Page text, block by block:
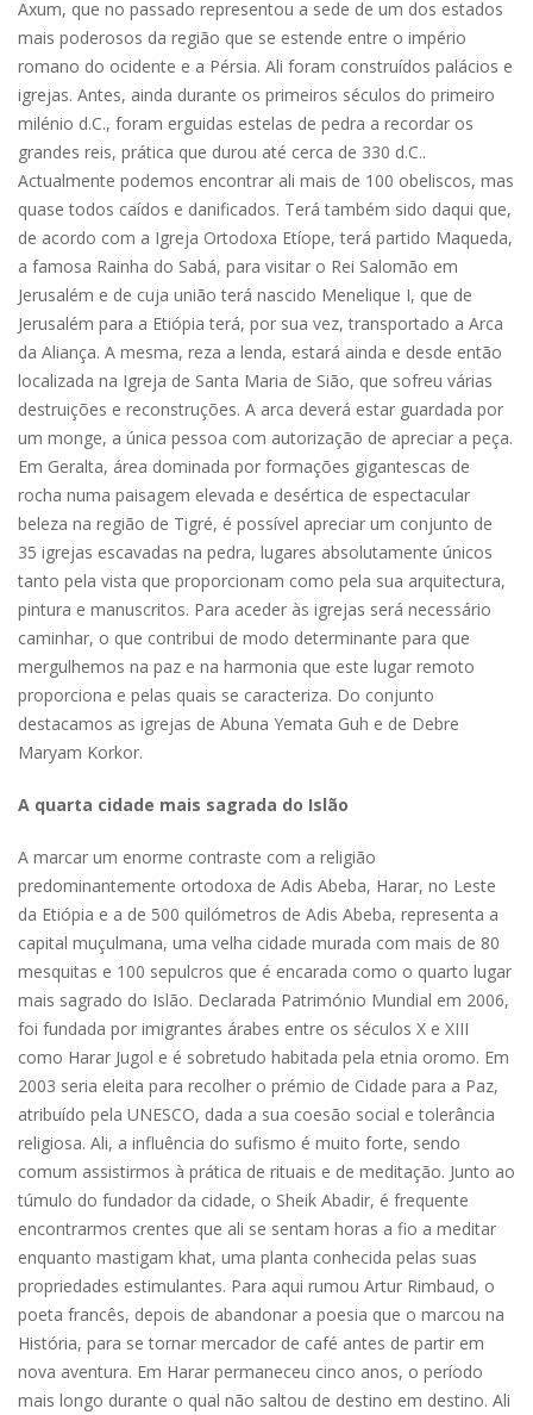
Axum, que no passado representou a sede de um dos estados
mais poderosos da região que se estende entre o império
romano do ocidente e a Pérsia. Ali foram construídos palácios e
igrejas. Antes, ainda durante os primeiros séculos do primeiro
milénio d.C., foram erguidas estelas de pedra a recordar os
grandes reis, prática que durou até cerca de 330 d.C..
Actualmente podemos encontrar ali mais de 100 obeliscos, mas
quase todos caídos e danificados. Terá também sido daqui que,
de acordo com a Igreja Ortodoxa Etíope, terá partido Maqueda,
a famosa Rainha do Sabá, para visitar o Rei Salomão em
Jerusalém e de cuja união terá nascido Menelique I, que de
Jerusalém para a Etiópia terá, por sua vez, transportado a Arca
da Aliança. A mesma, reza a lenda, estará ainda e desde então
localizada na Igreja de Santa Maria de Sião, que sofreu várias
destruições e reconstruções. A arca deverá estar guardada por
um monge, a única pessoa com autorização de apreciar a peça.
Em Geralta, área dominada por formações gigantescas de
rocha numa paisagem elevada e desértica de espectacular
beleza na região de Tigré, é possível apreciar um conjunto de
35 igrejas escavadas na pedra, lugares absolutamente únicos
tanto pela vista que proporcionam como pela sua arquitectura,
pintura e manuscritos. Para aceder às igrejas será necessário
caminhar, o que contribui de modo determinante para que
mergulhemos na paz e na harmonia que este lugar remoto
proporciona e pelas quais se caracteriza. Do conjunto
destacamos as igrejas de Abuna Yemata Guh e de Debre
Maryam Korkor.
A quarta cidade mais sagrada do Islão
A marcar um enorme contraste com a religião
predominantemente ortodoxa de Adis Abeba, Harar, no Leste
da Etiópia e a de 500 quilómetros de Adis Abeba, representa a
capital muçulmana, uma velha cidade murada com mais de 80
mesquitas e 100 sepulcros que é encarada como o quarto lugar
mais sagrado do Islão. Declarada Património Mundial em 2006,
foi fundada por imigrantes árabes entre os séculos X e XIII
como Harar Jugol e é sobretudo habitada pela etnia oromo. Em
2003 seria eleita para recolher o prémio de Cidade para a Paz,
atribuído pela UNESCO, dada a sua coesão social e tolerância
religiosa. Ali, a influência do sufismo é muito forte, sendo
comum assistirmos à prática de rituais e de meditação. Junto ao
túmulo do fundador da cidade, o Sheik Abadir, é frequente
encontrarmos crentes que ali se sentam horas a fio a meditar
enquanto mastigam khat, uma planta conhecida pelas suas
propriedades estimulantes. Para aqui rumou Artur Rimbaud, o
poeta francês, depois de abandonar a poesia que o marcou na
História, para se tornar mercador de café antes de partir em
nova aventura. Em Harar permaneceu cinco anos, o período
mais longo durante o qual não saltou de destino em destino. Ali